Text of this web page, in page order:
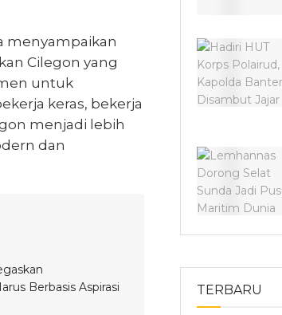
menyampaikan
Cilegon yang
untuk
keras, bekerja
menjadi lebih
dan
Berbasis Aspirasi
TERBARU